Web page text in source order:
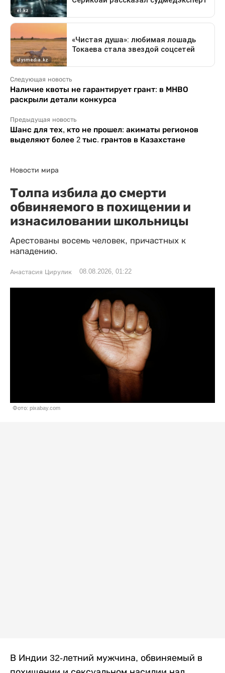
Следующая новость
Наличие квоты не гарантирует грант: в МНВО
раскрыли детали конкурса
Предыдущая новость
Шанс для тех, кто не прошел: акиматы регионов
выделяют более 2 тыс. грантов в Казахстане
Новости мира
Толпа избила до смерти
обвиняемого в похищении и
изнасиловании школьницы
Арестованы восемь человек, причастных к
нападению.
Анастасия Цирулик 08.08.2026, 01:22
Фото: pixabay.com
В Индии 32-летний мужчина, обвиняемый в